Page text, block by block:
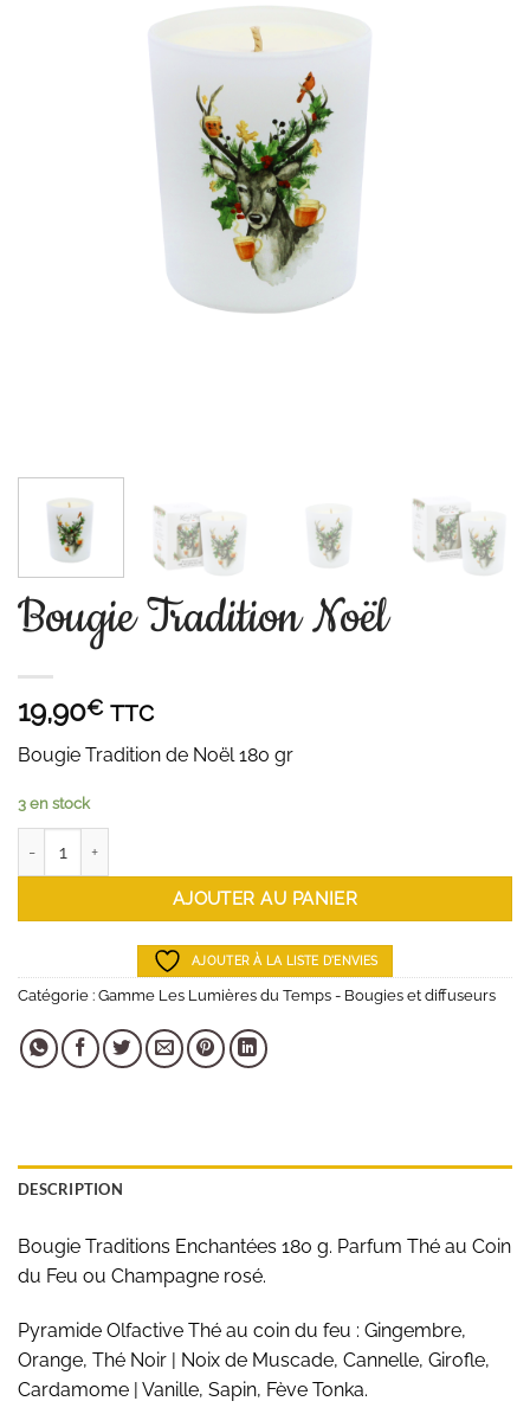
Bougie Tradition Noël
19,90€ TTC
Bougie Tradition de Noël 180 gr
3 en stock
AJOUTER AU PANIER
AJOUTER À LA LISTE D'ENVIES
Catégorie : Gamme Les Lumières du Temps - Bougies et diffuseurs
DESCRIPTION
Bougie Traditions Enchantées 180 g. Parfum Thé au Coin
du Feu ou Champagne rosé.
Pyramide Olfactive Thé au coin du feu : Gingembre,
Orange, Thé Noir | Noix de Muscade, Cannelle, Girofle,
Cardamome | Vanille, Sapin, Fève Tonka.